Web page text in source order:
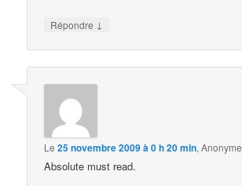
Répondre ↓
Le25 novembre 2009 à 0 h 20 min,Anonyme
Absolute must read.